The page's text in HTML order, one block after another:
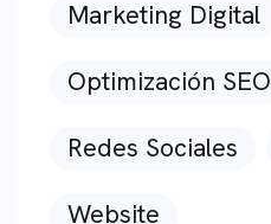
Marketing Digital
Optimización SEO
Redes Sociales
Website